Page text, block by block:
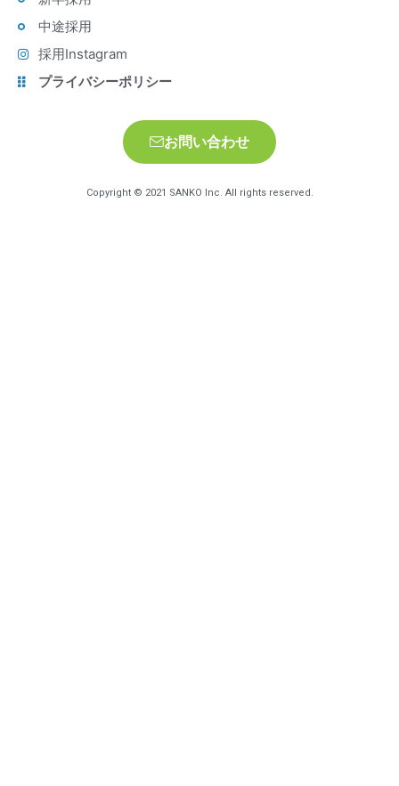
中途採用
採用Instagram
プライバシーポリシー
お問い合わせ
Copyright © 2021 SANKO Inc. All rights reserved.